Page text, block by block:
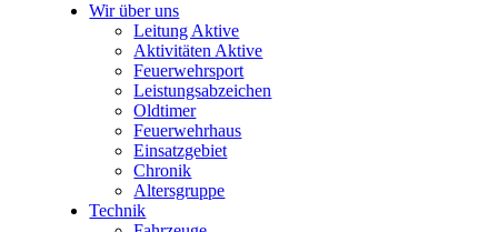
Wir über uns
Leitung Aktive
Aktivitäten Aktive
Feuerwehrsport
Leistungsabzeichen
Oldtimer
Feuerwehrhaus
Einsatzgebiet
Chronik
Altersgruppe
Technik